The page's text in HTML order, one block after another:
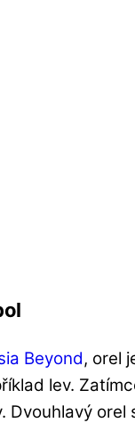
Beyond, orel
lev.
Dvouhlavý